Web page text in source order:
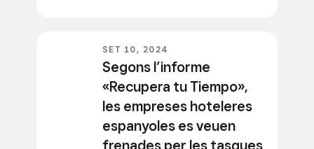
SET 10, 2024
Segons l’informe
«Recupera tu Tiempo»,
les empreses hoteleres
espanyoles es veuen